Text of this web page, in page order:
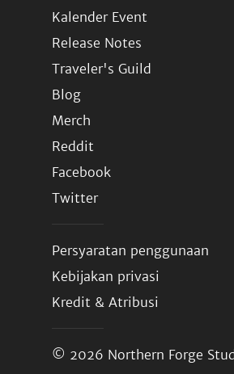
Kalender Event
Release Notes
Traveler's Guild
Blog
Merch
Reddit
Facebook
Twitter
Persyaratan penggunaan
Kebijakan privasi
Kredit & Atribusi
© 2026 Northern Forge